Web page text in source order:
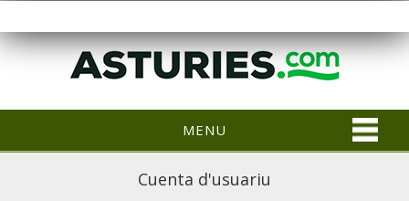
MENU
Cuenta d'usuariu